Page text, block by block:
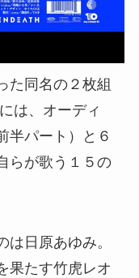
た同名の２枚組
は、オーディ
半パート）と６
らが歌う１５の
日原あゆみ。
果たす竹虎レオ